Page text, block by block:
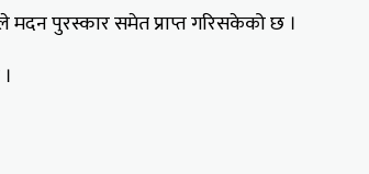
मदन पुरस्कार समेत प्राप्त गरिसकेको छ ।